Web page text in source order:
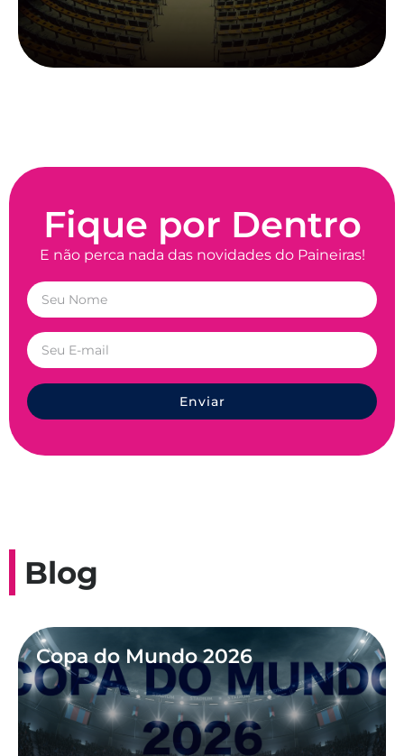
Fique por Dentro
E não perca nada das novidades do Paineiras!
Enviar
Blog
Copa do Mundo 2026